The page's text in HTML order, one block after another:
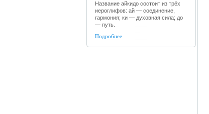
Название айкидо состоит из трёх
иероглифов: ай — соединение,
гармония; ки — духовная сила; до
— путь.
Подробнее